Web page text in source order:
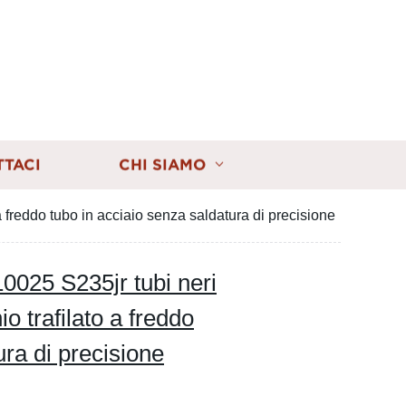
CHI SIAMO
tubo in acciaio senza saldatura di precisione
S235jr tubi neri
trafilato a freddo
di precisione